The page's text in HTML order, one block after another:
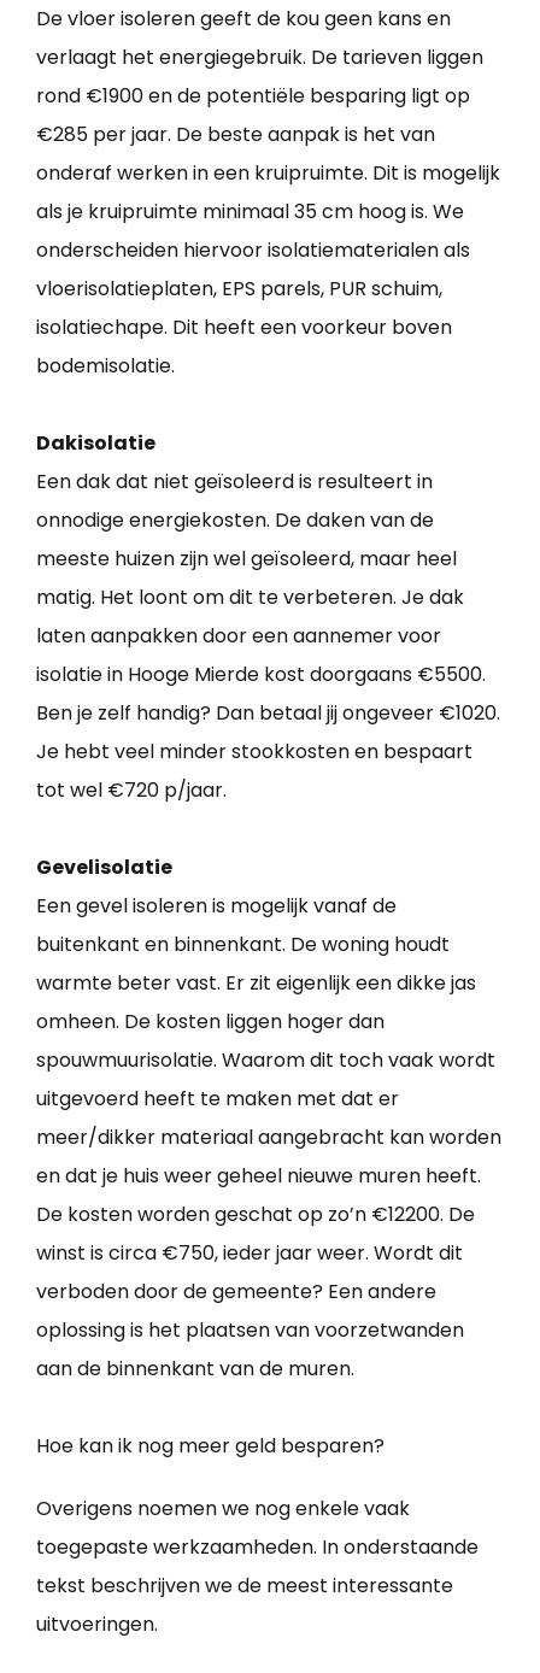
De vloer isoleren geeft de kou geen kans en
verlaagt het energiegebruik. De tarieven liggen
rond €1900 en de potentiële besparing ligt op
€285 per jaar. De beste aanpak is het van
onderaf werken in een kruipruimte. Dit is mogelijk
als je kruipruimte minimaal 35 cm hoog is. We
onderscheiden hiervoor isolatiematerialen als
vloerisolatieplaten, EPS parels, PUR schuim,
isolatiechape. Dit heeft een voorkeur boven
bodemisolatie.
Dakisolatie
Een dak dat niet geïsoleerd is resulteert in
onnodige energiekosten. De daken van de
meeste huizen zijn wel geïsoleerd, maar heel
matig. Het loont om dit te verbeteren. Je dak
laten aanpakken door een aannemer voor
isolatie in Hooge Mierde kost doorgaans €5500.
Ben je zelf handig? Dan betaal jij ongeveer €1020.
Je hebt veel minder stookkosten en bespaart
tot wel €720 p/jaar.
Gevelisolatie
Een gevel isoleren is mogelijk vanaf de
buitenkant en binnenkant. De woning houdt
warmte beter vast. Er zit eigenlijk een dikke jas
omheen. De kosten liggen hoger dan
spouwmuurisolatie. Waarom dit toch vaak wordt
uitgevoerd heeft te maken met dat er
meer/dikker materiaal aangebracht kan worden
en dat je huis weer geheel nieuwe muren heeft.
De kosten worden geschat op zo’n €12200. De
winst is circa €750, ieder jaar weer. Wordt dit
verboden door de gemeente? Een andere
oplossing is het plaatsen van voorzetwanden
aan de binnenkant van de muren.
Hoe kan ik nog meer geld besparen?
Overigens noemen we nog enkele vaak
toegepaste werkzaamheden. In onderstaande
tekst beschrijven we de meest interessante
uitvoeringen.